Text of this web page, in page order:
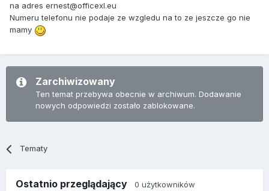
na adres ernest@officexl.eu
Numeru telefonu nie podaje ze wzgledu na to ze jeszcze go nie
mamy
Zarchiwizowany
Ten temat przebywa obecnie w archiwum. Dodawanie
nowych odpowiedzi zostało zablokowane.
Tematy
Ostatnio przeglądający 0 użytkowników